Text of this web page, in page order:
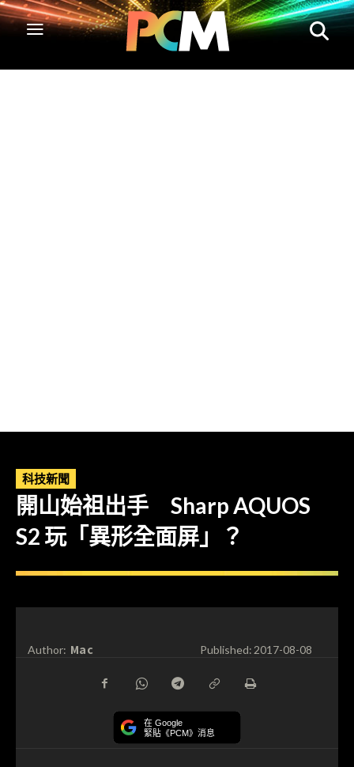
科技新聞
開山始祖出手 Sharp AQUOS
S2 玩「異形全面屏」？
Author: Mac Published:2017-08-08
在 Google
緊貼《PCM》消息